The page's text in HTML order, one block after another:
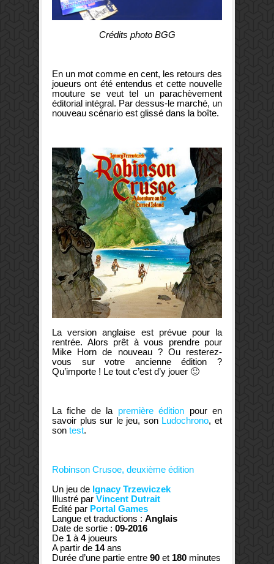
Crédits photo BGG
En un mot comme en cent, les retours des
joueurs ont été entendus et cette nouvelle
mouture se veut tel un parachèvement
éditorial intégral. Par dessus-le marché, un
nouveau scénario est glissé dans la boîte.
La version anglaise est prévue pour la
rentrée. Alors prêt à vous prendre pour
Mike Horn de nouveau ? Ou resterez-
vous sur votre ancienne édition ?
Qu’importe ! Le tout c’est d’y jouer 🙂
La fiche de la première édition pour en
savoir plus sur le jeu, son Ludochrono, et
son test.
Robinson Crusoe, deuxième édition
Un jeu de Ignacy Trzewiczek
Illustré par Vincent Dutrait
Edité par Portal Games
Langue et traductions : Anglais
Date de sortie : 09-2016
De 1 à4joueurs
A partir de 14ans
Durée d’une partie entre 90 et 180 minutes